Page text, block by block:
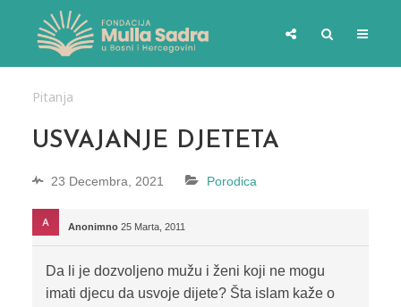
Pitanja
USVAJANJE DJETETA
23 Decembra, 2021 Porodica
Anonimno 25 Marta, 2011
Da li je dozvoljeno mužu i ženi koji ne mogu
imati djecu da usvoje dijete? Šta islam kaže o